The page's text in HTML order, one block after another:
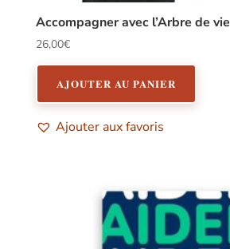
Accompagner avec l’Arbre de vie
26,00€
AJOUTER AU PANIER
Ajouter aux favoris